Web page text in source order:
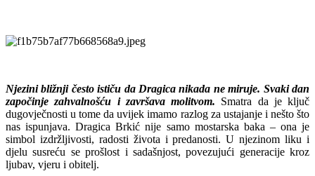
Njezini bližnji često ističu da Dragica nikada ne miruje. Svaki dan
započinje zahvalnošću i završava molitvom. Smatra da je ključ
dugovječnosti u tome da uvijek imamo razlog za ustajanje i nešto što
nas ispunjava. Dragica Brkić nije samo mostarska baka – ona je
simbol izdržljivosti, radosti života i predanosti. U njezinom liku i
djelu susreću se prošlost i sadašnjost, povezujući generacije kroz
ljubav, vjeru i obitelj.